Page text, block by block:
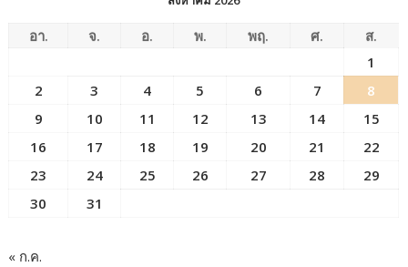
อา. จ. อ. พ. พฤ. ศ.
ส.
1
2
3 4 5 6 7
8
9
10 11 12 13 14
15
16
17 18 19 20 21
22
23
24 25 26 27 28
29
30
31
« ก.ค.